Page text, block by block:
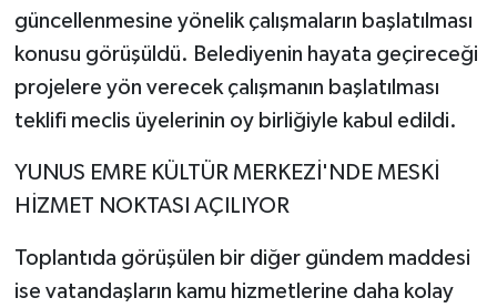
güncellenmesine yönelik çalışmaların başlatılması
konusu görüşüldü. Belediyenin hayata geçireceği
projelere yön verecek çalışmanın başlatılması
teklifi meclis üyelerinin oy birliğiyle kabul edildi.
YUNUS EMRE KÜLTÜR MERKEZİ'NDE MESKİ
HİZMET NOKTASI AÇILIYOR
Toplantıda görüşülen bir diğer gündem maddesi
ise vatandaşların kamu hizmetlerine daha kolay